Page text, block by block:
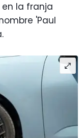
en la franja
'Paul